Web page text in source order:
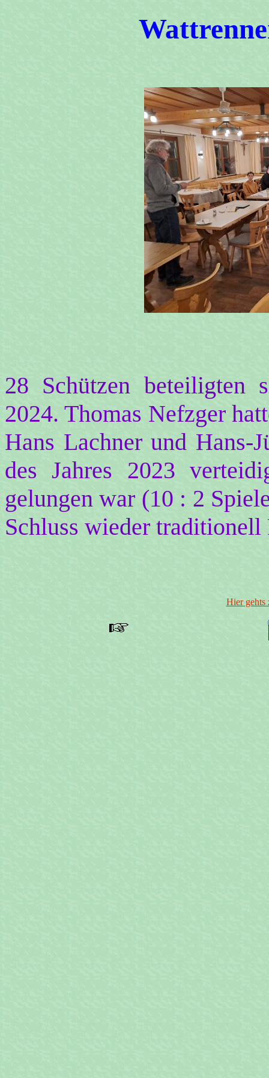
28 Schützen beteiligten
2024. Thomas Nefzger
Hans Lachner und Hans-
des Jahres 2023
gelungen war (10 : 2
Schluss wieder
Hier gehts